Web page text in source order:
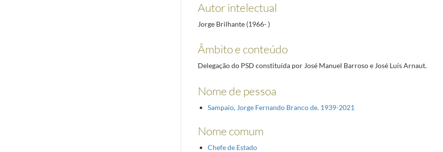
Autor intelectual
Jorge Brilhante (1966- )
Âmbito e conteúdo
Delegação do PSD constituída por José Manuel Barroso e José Luís Arnaut.
Nome de pessoa
Sampaio, Jorge Fernando Branco de. 1939-2021
Nome comum
Chefe de Estado